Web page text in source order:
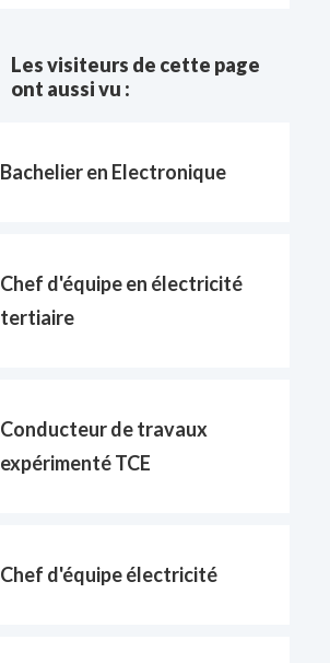
Les visiteurs de cette page
ont aussi vu :
Bachelier en Electronique
Chef d'équipe en électricité
tertiaire
Conducteur de travaux
expérimenté TCE
Chef d'équipe électricité